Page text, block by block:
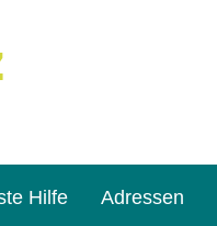
Hilfe Adressen